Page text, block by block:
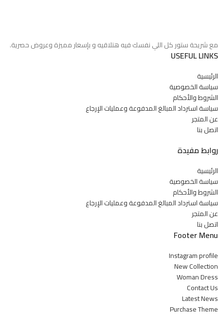
مع شريحة ستور كل اللي نفسك فيه هتلاقيه و بإسعار مميزة وعروض حصرية.
USEFUL LINKS
الرئيسية
سياسة الخصوصية
الشروط والأحكام
سياسة استرداد المبالغ المدفوعة وعمليات الإرجاع
عن المتجر
اتصل بنا
روابط مفيدة
الرئيسية
سياسة الخصوصية
الشروط والأحكام
سياسة استرداد المبالغ المدفوعة وعمليات الإرجاع
عن المتجر
اتصل بنا
Footer Menu
Instagram profile
New Collection
Woman Dress
Contact Us
Latest News
Purchase Theme